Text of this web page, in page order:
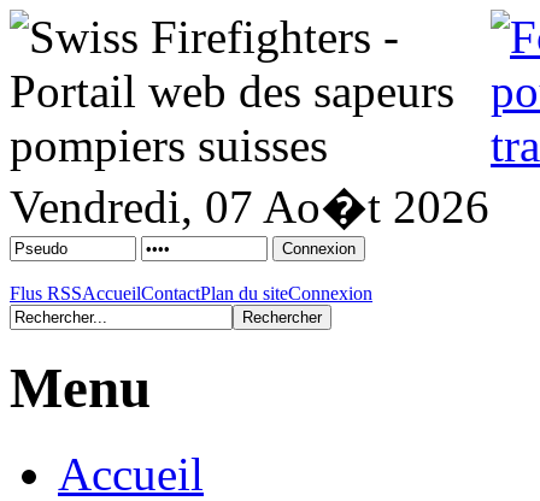
Vendredi, 07 Ao�t 2026
Flus RSSAccueilContactPlan du siteConnexion
Menu
Accueil